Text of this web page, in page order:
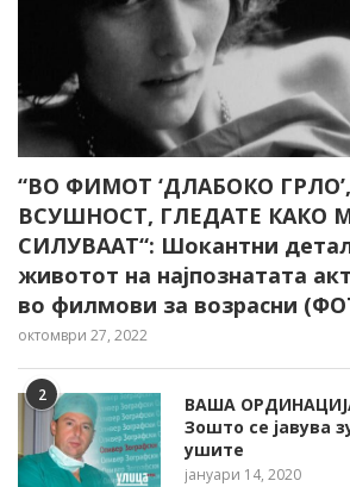
“ВО ФИМОТ ‘ДЛАБОКО ГРЛО’,
ВСУШНОСТ, ГЛЕДАТЕ КАКО
СИЛУВААТ“: Шокантни
животот на најпознатата
во филмови за возрасни
октомври 27, 2022
2
ВАША
Зошто се јавува
ушите
јануари 14, 2020